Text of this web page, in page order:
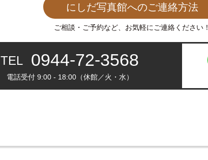
にしだ写真館へのご連絡方法
ご相談・ご予約など、お気軽にご連絡ください！
TEL 0944-72-3568
電話受付 9:00 - 18:00（休館／火・水）